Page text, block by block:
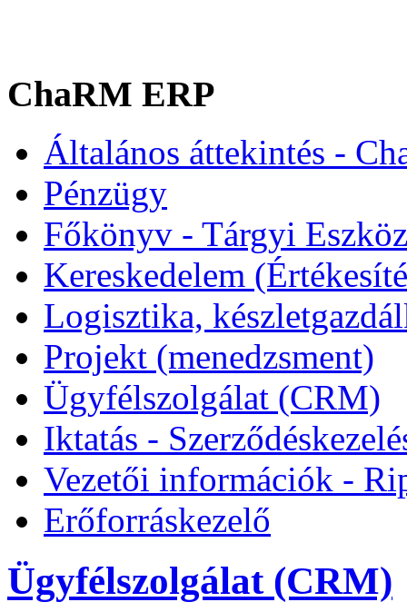
ChaRM ERP
Általános áttekintés -
Pénzügy
Főkönyv - Tárgyi Eszköz
Kereskedelem
Logisztika,
Projekt (menedzsment)
Ügyfélszolgálat (CRM)
Iktatás -
Vezetői információk -
Erőforráskezelő
Ügyfélszolgálat (CRM)